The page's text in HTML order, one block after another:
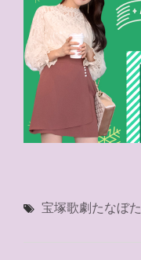
宝塚歌劇たなぼた